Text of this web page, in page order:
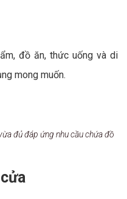
đồ ăn, thức uống và di
mong muốn.
đủ đáp ứng nhu cầu chứa đồ